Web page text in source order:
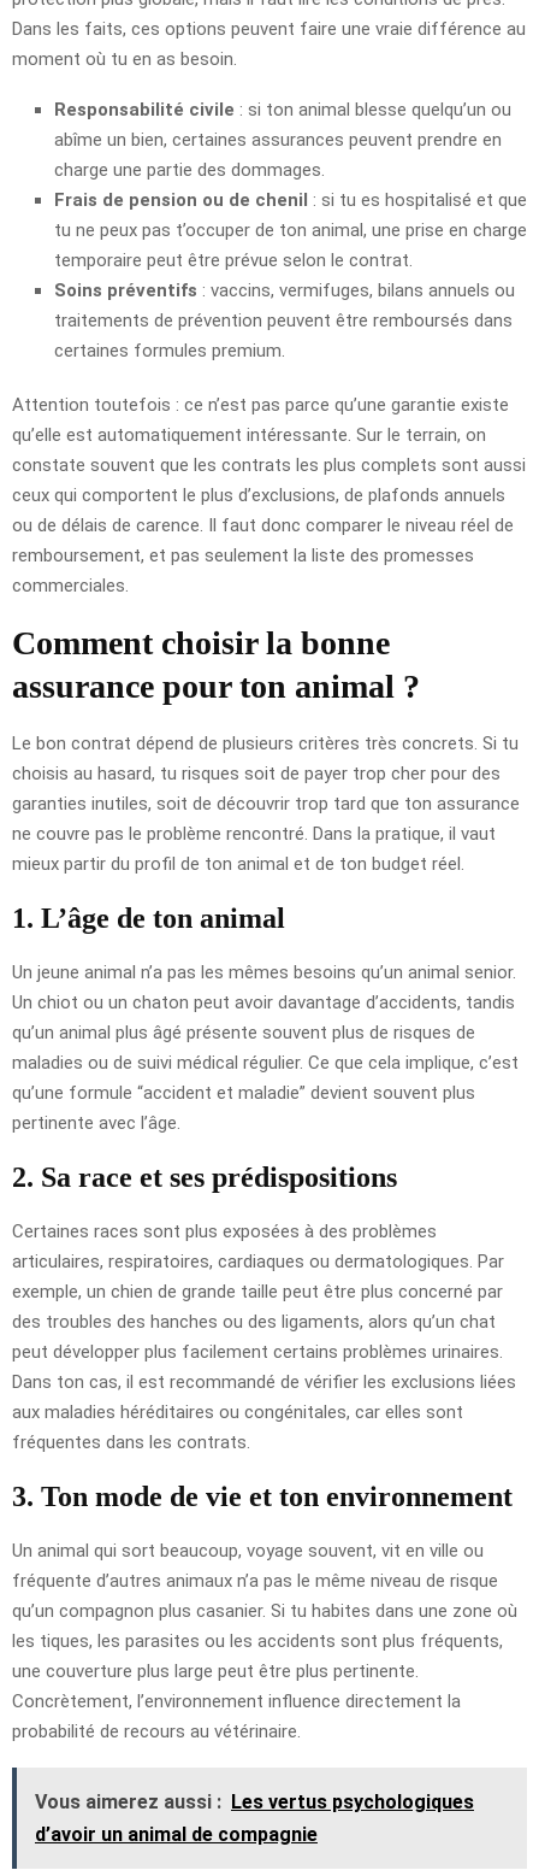
Dans les faits, ces options peuvent faire une vraie différence au
moment où tu en as besoin.
Responsabilité civile : si ton animal blesse quelqu’un ou
abîme un bien, certaines assurances peuvent prendre en
charge une partie des dommages.
Frais de pension ou de chenil : si tu es hospitalisé et que
tu ne peux pas t’occuper de ton animal, une prise en charge
temporaire peut être prévue selon le contrat.
Soins préventifs : vaccins, vermifuges, bilans annuels ou
traitements de prévention peuvent être remboursés dans
certaines formules premium.
Attention toutefois : ce n’est pas parce qu’une garantie existe
qu’elle est automatiquement intéressante. Sur le terrain, on
constate souvent que les contrats les plus complets sont aussi
ceux qui comportent le plus d’exclusions, de plafonds annuels
ou de délais de carence. Il faut donc comparer le niveau réel de
remboursement, et pas seulement la liste des promesses
commerciales.
Comment choisir la bonne
assurance pour ton animal ?
Le bon contrat dépend de plusieurs critères très concrets. Si tu
choisis au hasard, tu risques soit de payer trop cher pour des
garanties inutiles, soit de découvrir trop tard que ton assurance
ne couvre pas le problème rencontré. Dans la pratique, il vaut
mieux partir du profil de ton animal et de ton budget réel.
1. L’âge de ton animal
Un jeune animal n’a pas les mêmes besoins qu’un animal senior.
Un chiot ou un chaton peut avoir davantage d’accidents, tandis
qu’un animal plus âgé présente souvent plus de risques de
maladies ou de suivi médical régulier. Ce que cela implique, c’est
qu’une formule “accident et maladie” devient souvent plus
pertinente avec l’âge.
2. Sa race et ses prédispositions
Certaines races sont plus exposées à des problèmes
articulaires, respiratoires, cardiaques ou dermatologiques. Par
exemple, un chien de grande taille peut être plus concerné par
des troubles des hanches ou des ligaments, alors qu’un chat
peut développer plus facilement certains problèmes urinaires.
Dans ton cas, il est recommandé de vérifier les exclusions liées
aux maladies héréditaires ou congénitales, car elles sont
fréquentes dans les contrats.
3. Ton mode de vie et ton environnement
Un animal qui sort beaucoup, voyage souvent, vit en ville ou
fréquente d’autres animaux n’a pas le même niveau de risque
qu’un compagnon plus casanier. Si tu habites dans une zone où
les tiques, les parasites ou les accidents sont plus fréquents,
une couverture plus large peut être plus pertinente.
Concrètement, l’environnement influence directement la
probabilité de recours au vétérinaire.
Vous aimerez aussi : Les vertus psychologiques
d’avoir un animal de compagnie